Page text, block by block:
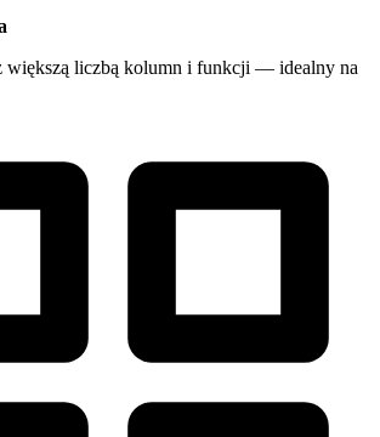
większą liczbą kolumn i funkcji — idealny na